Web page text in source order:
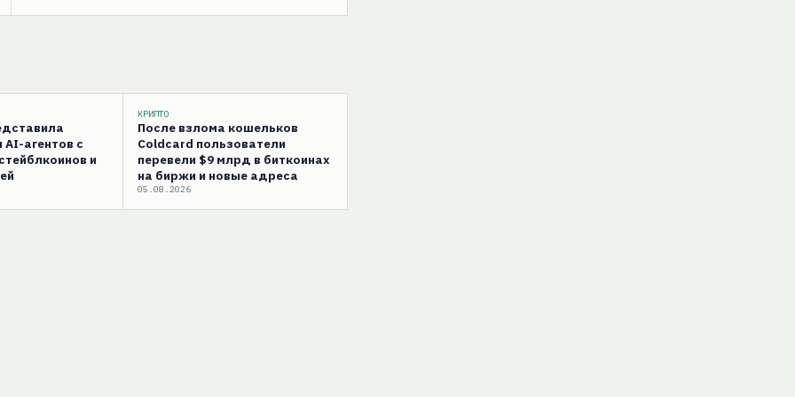
агентов с
и
КРИПТО
После взлома кошельков
Coldcard пользователи
перевели $9 млрд в биткоинах
на биржи и новые адреса
05.08.2026